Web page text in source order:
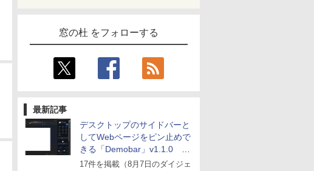
窓の杜 をフォローする
最新記事
デスクトップのサイドバーと
してWebページをピン止めで
きる「Demobar」v1.1.0 ほ
か
17件を掲載（8月7日のダイジェ